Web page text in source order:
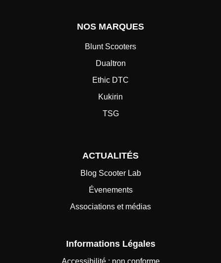
NOS MARQUES
Blunt Scooters
Dualtron
Ethic DTC
Kukirin
TSG
ACTUALITÉS
Blog Scooter Lab
Évenements
Associations et médias
Informations Légales
Accessibilité : non conforme